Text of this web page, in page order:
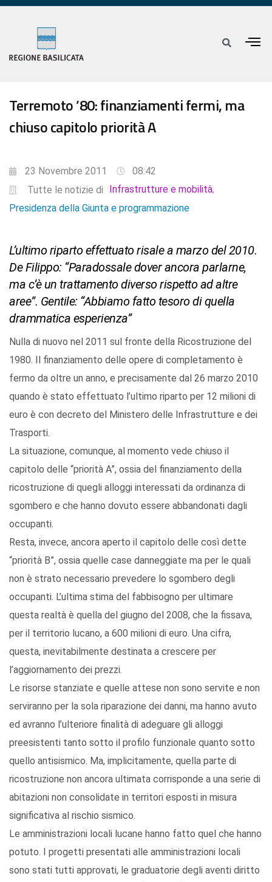
Terremoto ’80: finanziamenti fermi, ma
chiuso capitolo priorità A
23 Novembre 2011
08:42
Tutte le notizie di
Infrastrutture e mobilità,
Presidenza della Giunta e programmazione
L’ultimo riparto effettuato risale a marzo del 2010.
De Filippo: “Paradossale dover ancora parlarne,
ma c’è un trattamento diverso rispetto ad altre
aree”. Gentile: “Abbiamo fatto tesoro di quella
drammatica esperienza”
Nulla di nuovo nel 2011 sul fronte della Ricostruzione del
1980. Il finanziamento delle opere di completamento è
fermo da oltre un anno, e precisamente dal 26 marzo 2010
quando è stato effettuato l’ultimo riparto per 12 milioni di
euro è con decreto del Ministero delle Infrastrutture e dei
Trasporti.
La situazione, comunque, al momento vede chiuso il
capitolo delle “priorità A”, ossia del finanziamento della
ricostruzione di quegli alloggi interessati da ordinanza di
sgombero e che hanno dovuto essere abbandonati dagli
occupanti.
Resta, invece, ancora aperto il capitolo delle così dette
“priorità B”, ossia quelle case danneggiate ma per le quali
non è strato necessario prevedere lo sgombero degli
occupanti. L’ultima stima del fabbisogno per ultimare
questa realtà è quella del giugno del 2008, che la fissava,
per il territorio lucano, a 600 milioni di euro. Una cifra,
questa, inevitabilmente destinata a crescere per
l’aggiornamento dei prezzi.
Le risorse stanziate e quelle attese non sono servite e non
serviranno per la sola riparazione dei danni, ma hanno avuto
ed avranno l’ulteriore finalità di adeguare gli alloggi
preesistenti tanto sotto il profilo funzionale quanto sotto
quello antisismico. Ma, implicitamente, quella parte di
ricostruzione non ancora ultimata corrisponde a una serie di
abitazioni non consolidate in territori esposti in misura
significativa al rischio sismico.
Le amministrazioni locali lucane hanno fatto quel che hanno
potuto. I progetti presentati alle amministrazioni locali
sono stati tutti approvati, le graduatorie degli aventi diritto